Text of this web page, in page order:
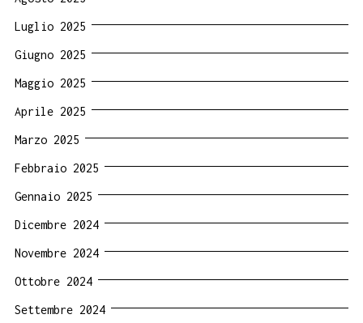
Luglio 2025
Giugno 2025
Maggio 2025
Aprile 2025
Marzo 2025
Febbraio 2025
Gennaio 2025
Dicembre 2024
Novembre 2024
Ottobre 2024
Settembre 2024